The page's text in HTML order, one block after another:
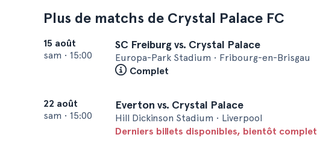
Plus de matchs de Crystal Palace FC
15 août
sam • 15:00
SC Freiburg vs. Crystal Palace
Europa-Park Stadium • Fribourg-en-Brisgau
Complet
22 août
sam • 15:00
Everton vs. Crystal Palace
Hill Dickinson Stadium • Liverpool
Derniers billets disponibles, bientôt complet